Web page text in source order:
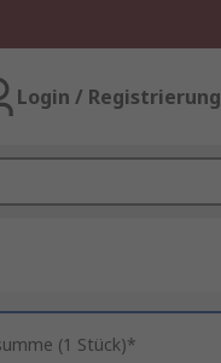
Login / Registrierung
(1 Stück)*